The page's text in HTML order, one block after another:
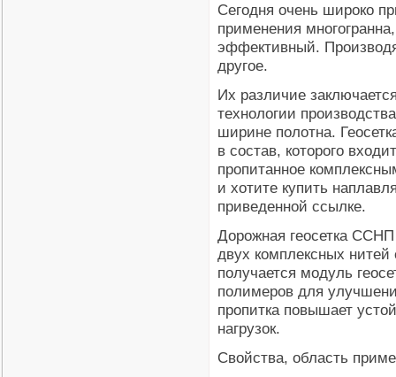
Сегодня очень широко
применения
эффективный.
другое.
Их различие
технологии
ширине полотна.
в состав, которого
пропитанное
и хотите купить
приведенной ссылке.
Дорожная геосетка
двух комплексных нитей
получается модуль
полимеров для
пропитка повышает
нагрузок.
Свойства, область